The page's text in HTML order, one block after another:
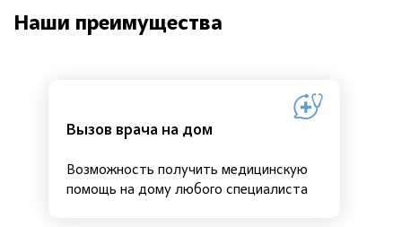
Наши преимущества
Вызов врача на дом
Возможность получить медицинскую
помощь на дому любого специалиста